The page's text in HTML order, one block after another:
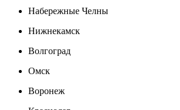
Набережные Челны
Нижнекамск
Волгоград
Омск
Воронеж